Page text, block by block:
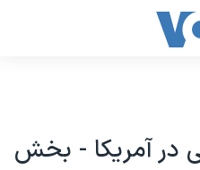
در آمريکا - بخش